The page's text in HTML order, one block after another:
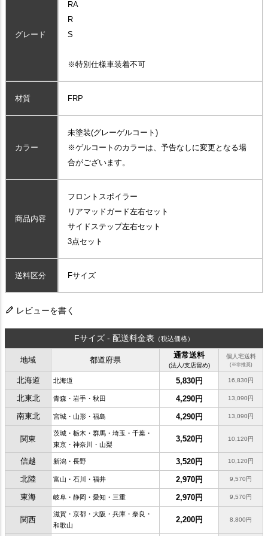
グレード
RA
R
S
※特別仕様車装着不可
材質 FRP
カラー
未塗装(グレーゲルコート)
※ゲルコートのカラーは、予告なしに変更となる場
合がございます。
商品内容
フロントスポイラー
リアマッドガード左右セット
サイドステップ左右セット
3点セット
送料区分 Fサイズ
レビューを書く
Fサイズ - 配送料金表 （税込価格）
地域 都道府県
通常送料
(法人/支店留め)
個人宅送料
(※非推奨)
北海道 北海道 5,830円 16,830円
北東北 青森・岩手・秋田 4,290円 13,090円
南東北 宮城・山形・福島 4,290円 13,090円
関東
茨城・栃木・群馬・埼玉・千葉・
東京・神奈川・山梨
3,520円 10,120円
信越 新潟・長野 3,520円 10,120円
北陸 富山・石川・福井 2,970円 9,570円
東海 岐阜・静岡・愛知・三重 2,970円 9,570円
関西
滋賀・京都・大阪・兵庫・奈良・
和歌山
2,200円 8,800円